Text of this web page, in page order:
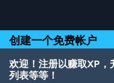
Top
of
Page
Navigation
Main
Content
Footer
到
主
要
内
容
创建一个免费帐户
欢迎！注册以赚取XP
列表等等！